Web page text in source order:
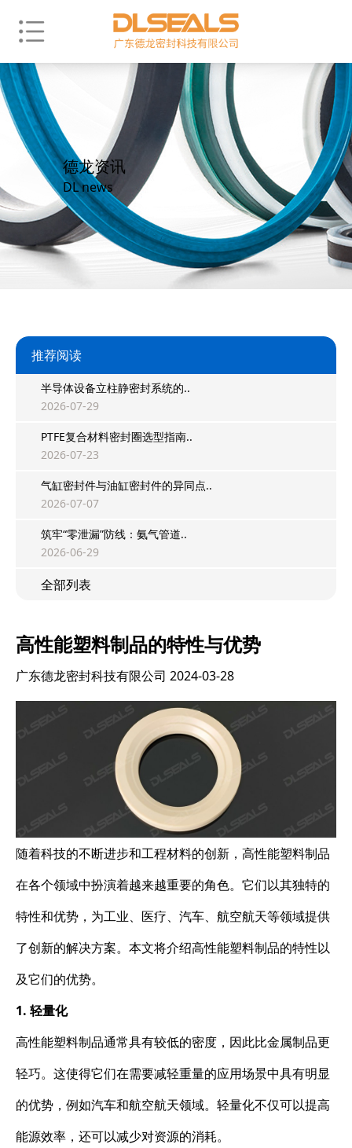
德龙资讯
DL news
推荐阅读
半导体设备立柱静密封系统的..
2026-07-29
PTFE复合材料密封圈选型指南..
2026-07-23
气缸密封件与油缸密封件的异同点..
2026-07-07
筑牢“零泄漏”防线：氨气管道..
2026-06-29
全部列表
高性能塑料制品的特性与优势
广东德龙密封科技有限公司 2024-03-28
随着科技的不断进步和工程材料的创新，高性能塑料制品
在各个领域中扮演着越来越重要的角色。它们以其独特的
特性和优势，为工业、医疗、汽车、航空航天等领域提供
了创新的解决方案。本文将介绍高性能塑料制品的特性以
及它们的优势。
1. 轻量化
高性能塑料制品通常具有较低的密度，因此比金属制品更
轻巧。这使得它们在需要减轻重量的应用场景中具有明显
的优势，例如汽车和航空航天领域。轻量化不仅可以提高
能源效率，还可以减少对资源的消耗。